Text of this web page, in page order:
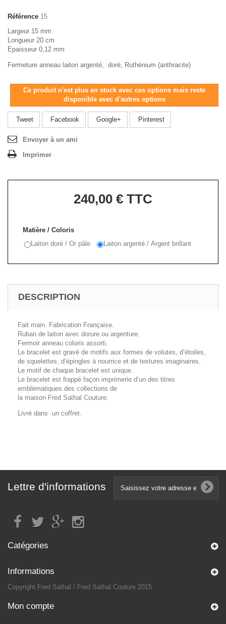
Référence 15
Largeur 15 mm
Longueur 20 cm
Epaisseur 0,12 mm
Fermeture anneau laiton argenté, doré, Ruthénium (anthracite)
Ce produit n'est plus en stock avec ces options mais reste
disponible avec d'autres options
Tweet Facebook Google+ Pinterest
Envoyer à un ami
Imprimer
240,00 € TTC
Matière / Coloris
Laiton doré / Or pâle
Laiton argenté / Argent brillant
DESCRIPTION
Fait main. Fabrication Française.
Ruban de laiton avec dorure ou argenture.
Fermoir anneau coloris assorti.
Le bracelet est gravé de motifs aux formes de volutes, d’étoiles,
de squelettes, d’épingles à nourrice et de textures imaginaires.
Le motif de chaque bracelet est unique.
Le bracelet est frappé façon imprimerie d’un des titres
emblématiques des collections de
la maison Fred Sathal Couture.
Livré dans un coffret.
Lettre d'informations
Catégories
Informations
Copyright Fred Sathal / Fred Sathal Couture 2015
Mon compte